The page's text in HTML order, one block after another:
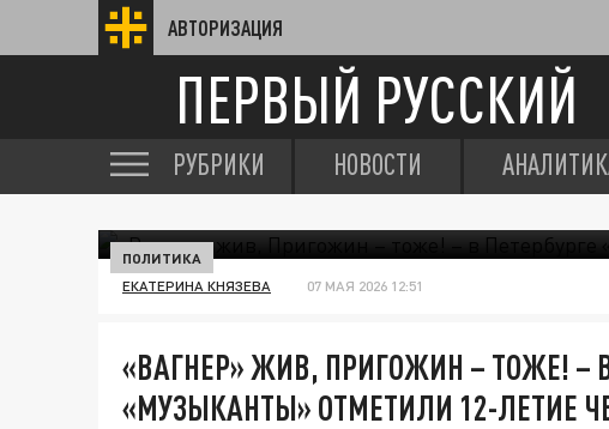
АВТОРИЗАЦИЯ
ПЕРВЫЙ РУССКИЙ
РУБРИКИ НОВОСТИ
ПОЛИТИКА
ЕКАТЕРИНА КНЯЗЕВА 07 МАЯ 2026 12:51
«ВАГНЕР» ЖИВ, ПРИГОЖИН – ТОЖЕ! –
«МУЗЫКАНТЫ» ОТМЕТИЛИ 12-ЛЕТИЕ